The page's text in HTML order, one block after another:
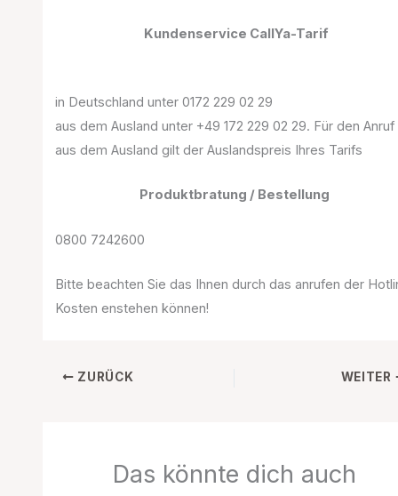
Kundenservice CallYa-Tarif
in Deutschland unter 0172 229 02 29
aus dem Ausland unter +49 172 229 02 29. Für den Anruf
aus dem Ausland gilt der Auslandspreis Ihres Tarifs
Produktbratung / Bestellung
0800 7242600
Bitte beachten Sie das Ihnen durch das anrufen der
Kosten enstehen können!
ZURÜCK WEITER
Das könnte dich auch